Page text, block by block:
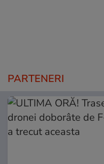
PARTENERI